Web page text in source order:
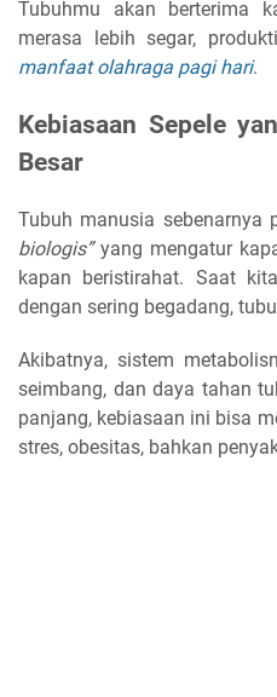
Tubuhmu akan berterima
merasa lebih segar,
manfaat olahraga pagi hari.
Kebiasaan Sepele
Besar
Tubuh manusia sebenarnya
biologis”yang mengatur
kapan beristirahat. Saat
dengan sering begadang,
Akibatnya, sistem
seimbang, dan daya tahan
panjang, kebiasaan ini bisa
stres, obesitas, bahkan